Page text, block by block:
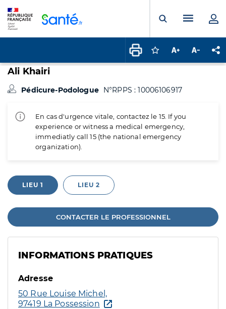
Ouvrir laMenu
Connectez-vous
Augmenter la
Ali Khairi
Pédicure-Podologue N°RPPS : 10006106917
En cas d'urgence vitale, contactez le 15. If you
experience or witness a medical emergency,
immediatly call 15 (the national emergency
organization).
LIEU 1 LIEU 2
CONTACTER LE PROFESSIONNEL
INFORMATIONS PRATIQUES
Adresse
50 Rue Louise Michel,
97419 La Possession